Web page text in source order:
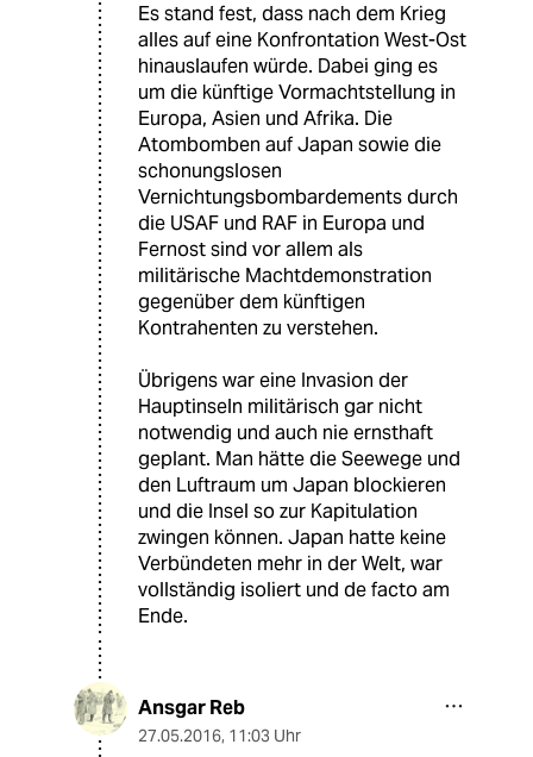
Es stand fest, dass nach dem Krieg
alles auf eine Konfrontation West-Ost
hinauslaufen würde. Dabei ging es
um die künftige Vormachtstellung in
Europa, Asien und Afrika. Die
Atombomben auf Japan sowie die
schonungslosen
Vernichtungsbombardements durch
die USAF und RAF in Europa und
Fernost sind vor allem als
militärische Machtdemonstration
gegenüber dem künftigen
Kontrahenten zu verstehen.
Übrigens war eine Invasion der
Hauptinseln militärisch gar nicht
notwendig und auch nie ernsthaft
geplant. Man hätte die Seewege und
den Luftraum um Japan blockieren
und die Insel so zur Kapitulation
zwingen können. Japan hatte keine
Verbündeten mehr in der Welt, war
vollständig isoliert und de facto am
Ende.
Ansgar Reb
27.05.2016, 11:03 Uhr